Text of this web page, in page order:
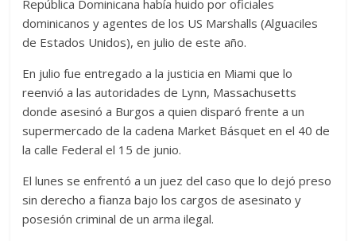
República Dominicana había huido por oficiales
dominicanos y agentes de los US Marshalls (Alguaciles
de Estados Unidos), en julio de este año.
En julio fue entregado a la justicia en Miami que lo
reenvió a las autoridades de Lynn, Massachusetts
donde asesinó a Burgos a quien disparó frente a un
supermercado de la cadena Market Básquet en el 40 de
la calle Federal el 15 de junio.
El lunes se enfrentó a un juez del caso que lo dejó preso
sin derecho a fianza bajo los cargos de asesinato y
posesión criminal de un arma ilegal.